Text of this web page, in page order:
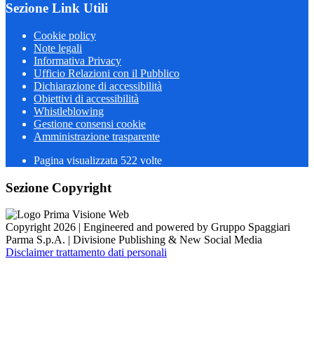
Sezione Link Utili
Cookie policy
Note legali
Informativa Privacy
Ufficio Relazioni con il Pubblico
Dichiarazione di accessibilità
Obiettivi di accessibilità
Whistleblowing
Gestione consensi cookie
Amministrazione trasparente
Pagina visualizzata 522 volte
Sezione Copyright
Copyright 2026 | Engineered and powered by Gruppo Spaggiari
Parma S.p.A. | Divisione Publishing & New Social Media
Disclaimer trattamento dati personali